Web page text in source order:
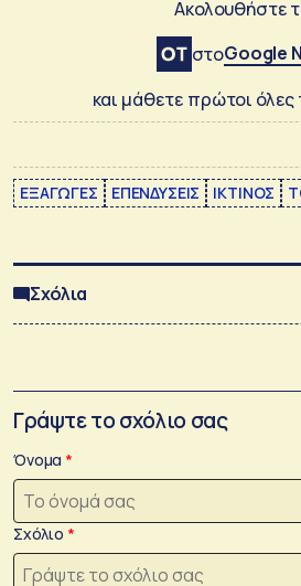
Ακολουθήστε
στοGoogle
και μάθετε πρώτοι όλες
ΕΞΑΓΩΓΕΣ ΕΠΕΝΔΥΣΕΙΣ ΙΚΤΙΝΟΣ
Σχόλια
Γράψτε το σχόλιο σας
Όνομα
Σχόλιο